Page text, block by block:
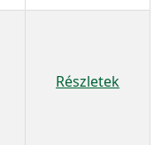
Részletek